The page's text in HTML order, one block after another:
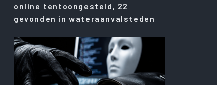
online tentoongesteld, 22
gevonden in wateraanvalsteden